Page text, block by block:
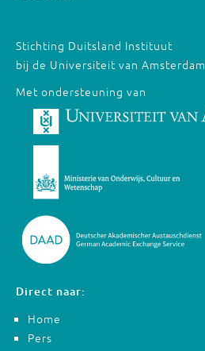
Stichting Duitsland Instituut
bij de Universiteit van Amsterdam
Met ondersteuning van
Direct naar:
Home
Pers